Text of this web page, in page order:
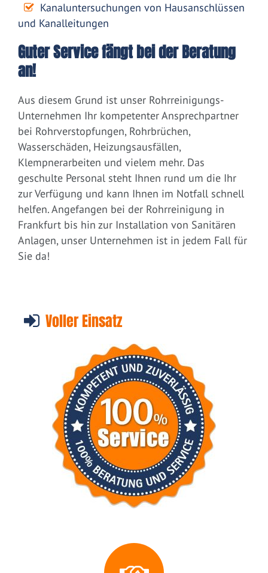
Kanaluntersuchungen von Hausanschlüssen
und Kanalleitungen
Guter Service fängt bei der Beratung
an!
Aus diesem Grund ist unser Rohrreinigungs-
Unternehmen Ihr kompetenter Ansprechpartner
bei Rohrverstopfungen, Rohrbrüchen,
Wasserschäden, Heizungsausfällen,
Klempnerarbeiten und vielem mehr. Das
geschulte Personal steht Ihnen rund um die Ihr
zur Verfügung und kann Ihnen im Notfall schnell
helfen. Angefangen bei der Rohrreinigung in
Frankfurt bis hin zur Installation von Sanitären
Anlagen, unser Unternehmen ist in jedem Fall für
Sie da!
Voller Einsatz